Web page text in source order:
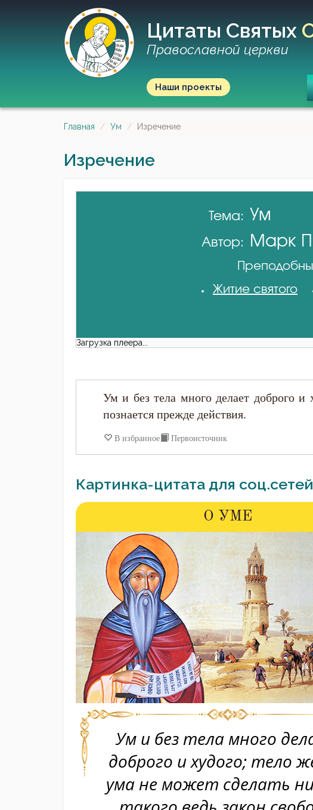
Цитаты Святых
Православной церкви
Наши проекты
Главная Ум Изречение
Изречение
Тема: Ум
Автор: Марк
Житие святого
Загрузка плеера...
Ум и без тела много делает доброго и
познается прежде действия.
В избранное Первоисточник
Картинка-цитата для соц.сетей